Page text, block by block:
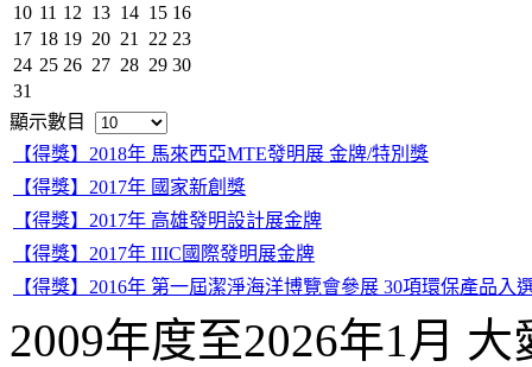
10 11 12 13 14 15 16
17 18 19 20 21 22 23
24 25 26 27 28 29 30
31
顯示數目
【得獎】2018年 馬來西亞MTE發明展 金牌/特別獎
【得獎】2017年 國家新創獎
【得獎】2017年 高雄發明設計展金牌
【得獎】2017年 IIIC國際發明展金牌
【得獎】2016年 第一屆潔淨海洋博覽會參展 30項環保產品入
2009年度至2026年1月